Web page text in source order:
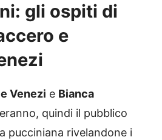
gli ospiti di
e
Venezi e Bianca
quindi il pubblico
pucciniana rivelandone i